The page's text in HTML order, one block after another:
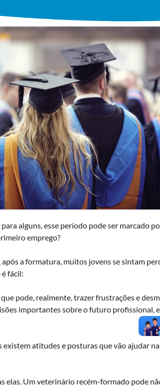
alguns, esse período pode ser marcado
emprego?
após a formatura, muitos jovens se sintam
fácil:
pode, realmente, trazer frustrações e
importantes sobre o futuro profissional,
atitudes e posturas que vão ajudar na
elas. Um veterinário recém-formado pode